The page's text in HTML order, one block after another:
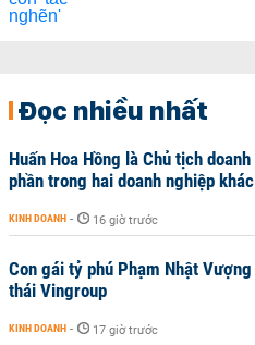
Đọc nhiều nhất
Huấn Hoa Hồng là Chủ tịch
phần trong hai doanh nghiệp khác
KINH DOANH - 16 giờ trước
Con gái tỷ phú Phạm Nhật
thái Vingroup
KINH DOANH - 17 giờ trước